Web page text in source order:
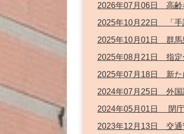
2026年07月06日 高齢
2025年10月22日 「手
2025年10月01日 群馬
2025年08月21日 指定
2025年07月18日 新た
2024年07月25日 外国
2024年05月01日 閉庁
2023年12月13日 交通